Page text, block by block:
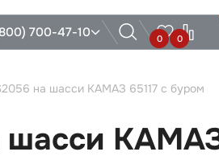
700-47-10 0 0
на шасси КАМАЗ 65117 с буром
КАМАЗ